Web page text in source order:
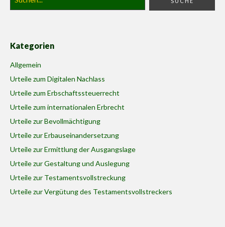
Kategorien
Allgemein
Urteile zum Digitalen Nachlass
Urteile zum Erbschaftssteuerrecht
Urteile zum internationalen Erbrecht
Urteile zur Bevollmächtigung
Urteile zur Erbauseinandersetzung
Urteile zur Ermittlung der Ausgangslage
Urteile zur Gestaltung und Auslegung
Urteile zur Testamentsvollstreckung
Urteile zur Vergütung des Testamentsvollstreckers